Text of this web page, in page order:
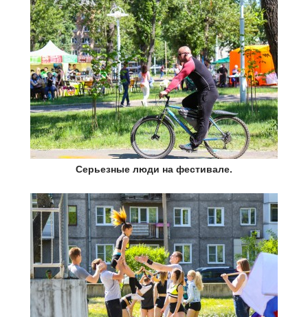
Серьезные люди на фестивале.